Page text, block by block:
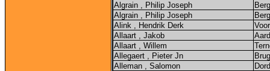
Algrain , Philip Joseph
Algrain , Philip Joseph
Alink , Hendrik Derk
Allaart , Jakob
Allaart , Willem
Allegaert , Pieter Jn
Alleman , Salomon